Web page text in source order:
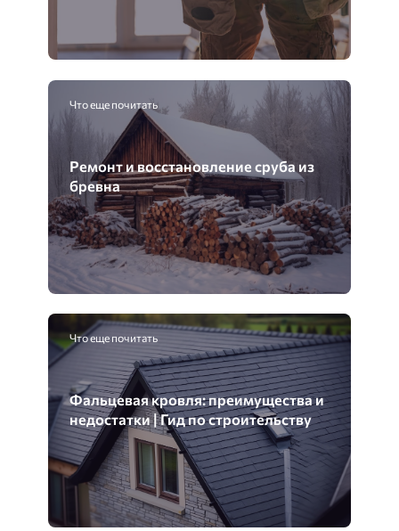
Что еще почитать
Ремонт и восстановление сруба из
бревна
Что еще почитать
Фальцевая кровля: преимущества и
недостатки | Гид по строительству